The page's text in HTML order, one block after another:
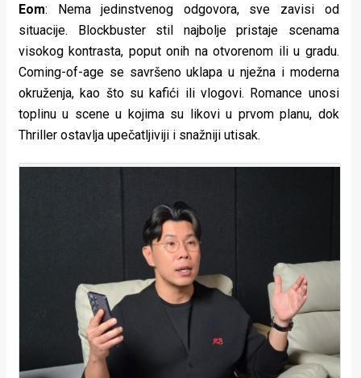
Eom: Nema jedinstvenog odgovora, sve zavisi od
situacije. Blockbuster stil najbolje pristaje scenama
visokog kontrasta, poput onih na otvorenom ili u gradu.
Coming-of-age se savršeno uklapa u nježna i moderna
okruženja, kao što su kafići ili vlogovi. Romance unosi
toplinu u scene u kojima su likovi u prvom planu, dok
Thriller ostavlja upečatljiviji i snažniji utisak.